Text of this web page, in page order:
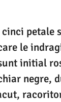
petale
le
initial
negre,